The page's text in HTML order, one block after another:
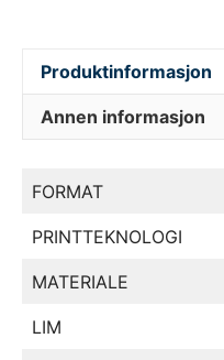
Produktinformasjon
Annen informasjon
FORMAT
PRINTTEKNOLOGI
MATERIALE
LIM